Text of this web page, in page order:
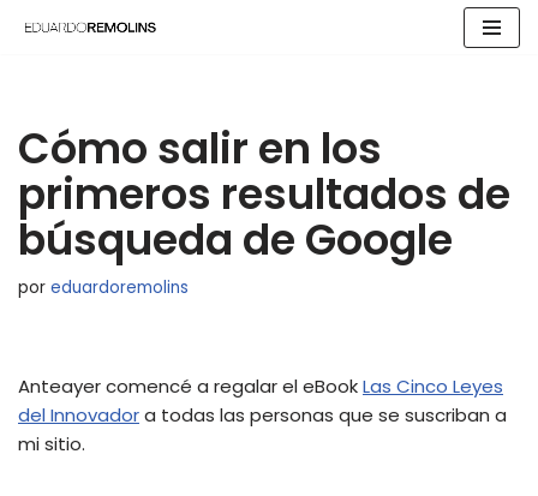
Cómo salir en los
primeros resultados de
búsqueda de Google
por eduardoremolins
Anteayer comencé a regalar el eBookLas Cinco Leyes
del Innovadora todas las personas que se suscriban a
mi sitio.